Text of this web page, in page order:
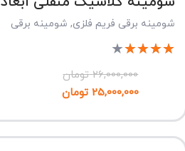
شومینه برقی فریم فلزی, شومینه برقی
★
★
★
★
★
26,000,000 تومان
25,000,000 تومان